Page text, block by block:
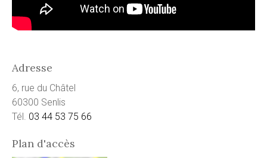
Adresse
6, rue du Châtel
60300 Senlis
Tél. 03 44 53 75 66
Plan d'accès